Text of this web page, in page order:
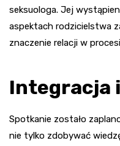
seksuologa. Jej
aspektach rodzicielstwa
znaczenie relacji w
Integracja
Spotkanie zostało
nie tylko zdobywać